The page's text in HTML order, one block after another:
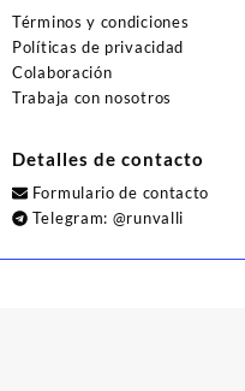
Términos y condiciones
Políticas de privacidad
Colaboración
Trabaja con nosotros
Detalles de contacto
Formulario de contacto
Telegram: @runvalli